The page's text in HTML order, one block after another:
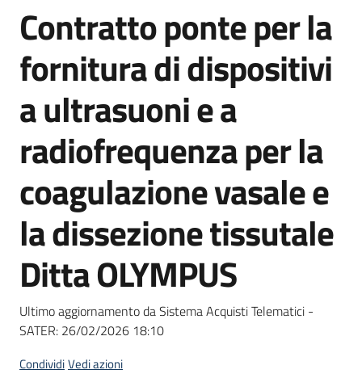
e
strumenti
acquisto
Supporto
Piattaforme
telematiche
English
site
Salta al contenuto
Contratto ponte per la
fornitura di dispositivi
a ultrasuoni e a
radiofrequenza per la
coagulazione vasale e
la dissezione tissutale
Ditta OLYMPUS
Ultimo aggiornamento da Sistema Acquisti Telematici -
SATER: 26/02/2026 18:10
CondividiVedi azioni